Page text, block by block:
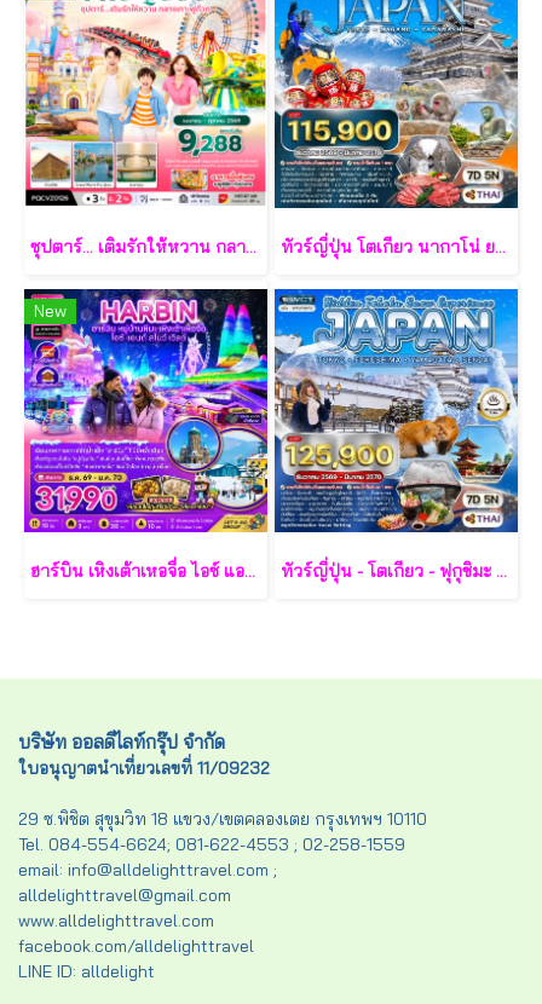
ซุปตาร์... เติมรักให้หวาน กลางเกาะฟูก๊วก 3 วัน 2 คืน - VZ ทัวร์ญี่ปุ่น โตเกียว นากาโน่ ยามานาชิ 7 วัน - TG
New
ฮาร์บิน เหิงเต้าเหอจื่อ ไอซ์ แอนด์ สโนว์ เวิล์ด 7 วัน 5 คืน-XJ ทัวร์ญี่ปุ่น - โตเกียว - ฟุกุชิมะ - ยามากะตะ - เซนได 7 วัน - TG
บริษัท ออลดีไลท์กรุ๊ป จำกัด
ใบอนุญาตนำเที่ยวเลขที่ 11/09232
29 ซ.พิชิต สุขุมวิท 18 แขวง/เขตคลองเตย กรุงเทพฯ 10110
Tel. 084-554-6624; 081-622-4553 ; 02-258-1559
email: info@alldelighttravel.com ;
alldelighttravel@gmail.com
www.alldelighttravel.com
facebook.com/alldelighttravel
LINE ID: alldelight